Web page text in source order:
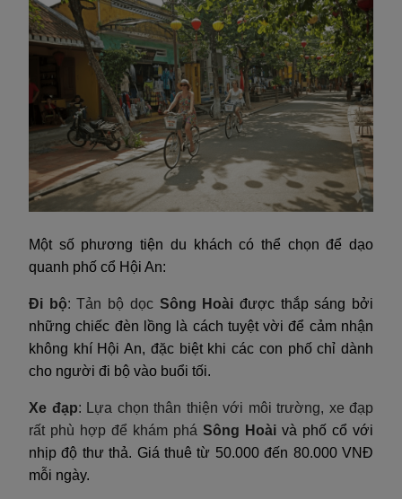
Một số phương tiện du khách có thể chọn để dạo
quanh phố cổ Hội An:
Đi bộ: Tản bộ dọc Sông Hoài được thắp sáng bởi
những chiếc đèn lồng là cách tuyệt vời để cảm nhận
không khí Hội An, đặc biệt khi các con phố chỉ dành
cho người đi bộ vào buổi tối.
Xe đạp: Lựa chọn thân thiện với môi trường, xe đạp
rất phù hợp để khám phá Sông Hoài và phố cổ với
nhịp độ thư thả. Giá thuê từ 50.000 đến 80.000 VNĐ
mỗi ngày.